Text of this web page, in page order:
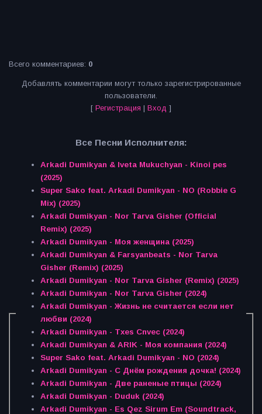
Всего комментариев: 0
Добавлять комментарии могут только зарегистрированные
пользователи.
[ Регистрация | Вход ]
Все Песни Исполнителя:
Arkadi Dumikyan & Iveta Mukuchyan - Kinoi pes
(2025)
Super Sako feat. Arkadi Dumikyan - NO (Robbie G
Mix) (2025)
Arkadi Dumikyan - Nor Tarva Gisher (Official
Remix) (2025)
Arkadi Dumikyan - Моя женщина (2025)
Arkadi Dumikyan & Farsyanbeats - Nor Tarva
Gisher (Remix) (2025)
Arkadi Dumikyan - Nor Tarva Gisher (Remix) (2025)
Arkadi Dumikyan - Nor Tarva Gisher (2024)
Arkadi Dumikyan - Жизнь не считается если нет
любви (2024)
Arkadi Dumikyan - Txes Cnvec (2024)
Arkadi Dumikyan & ARIK - Моя компания (2024)
Super Sako feat. Arkadi Dumikyan - NO (2024)
Arkadi Dumikyan - С Днём рождения дочка! (2024)
Arkadi Dumikyan - Две раненые птицы (2024)
Arkadi Dumikyan - Duduk (2024)
Arkadi Dumikyan - Es Qez Sirum Em (Soundtrack,